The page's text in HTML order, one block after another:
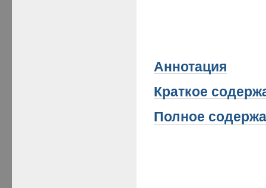
Аннотация
Краткое
Полное